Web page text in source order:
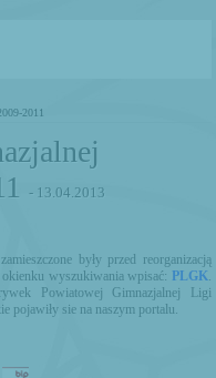
2011
- 13.04.2013
były przed reorganizacją
wyszukiwania wpisać: PLGK.
Powiatowej Gimnazjalnej Ligi
pojawiły sie na naszym portalu.